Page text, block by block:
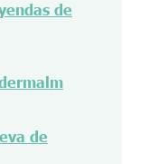
de
de